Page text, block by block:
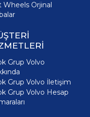
Wheels Orjinal
Grup Volvo
Grup Volvo İletişim
Grup Volvo Hesap